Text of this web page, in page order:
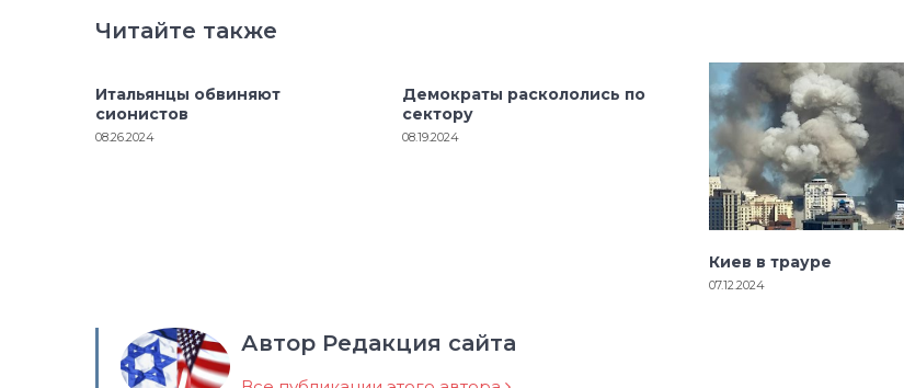
Читайте также
Итальянцы обвиняют
сионистов
08.26.2024
Демократы раскололись по
сектору
08.19.2024
Киев в трауре
07.12.2024
Автор Редакция сайта